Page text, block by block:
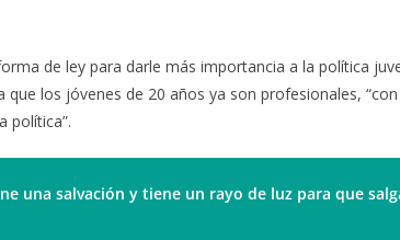
de ley para darle más importancia a la política
los jóvenes de 20 años ya son profesionales, “con
política”.
una salvación y tiene un rayo de luz para que